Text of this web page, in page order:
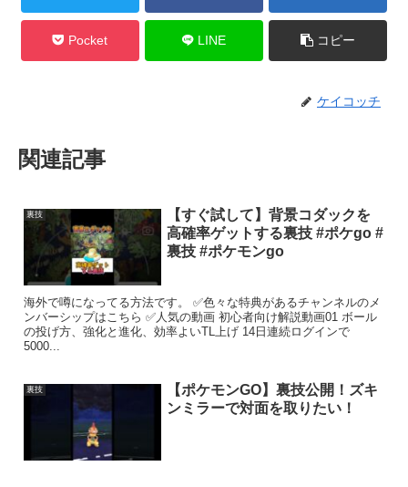
Pocket LINE コピー
ケイコッチ
関連記事
裏技
【すぐ試して】背景コダックを
高確率ゲットする裏技 #ポケgo #
裏技 #ポケモンgo
海外で噂になってる方法です。 ✅色々な特典があるチャンネルのメ
ンバーシップはこちら ✅人気の動画 初心者向け解説動画01 ボール
の投げ方、強化と進化、効率よいTL上げ 14日連続ログインで
5000...
裏技
【ポケモンGO】裏技公開！ズキ
ンミラーで対面を取りたい！